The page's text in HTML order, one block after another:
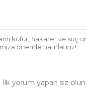
küfür, hakaret ve suç
önemle hatırlatırız!
İlk yorum yapan siz olun.